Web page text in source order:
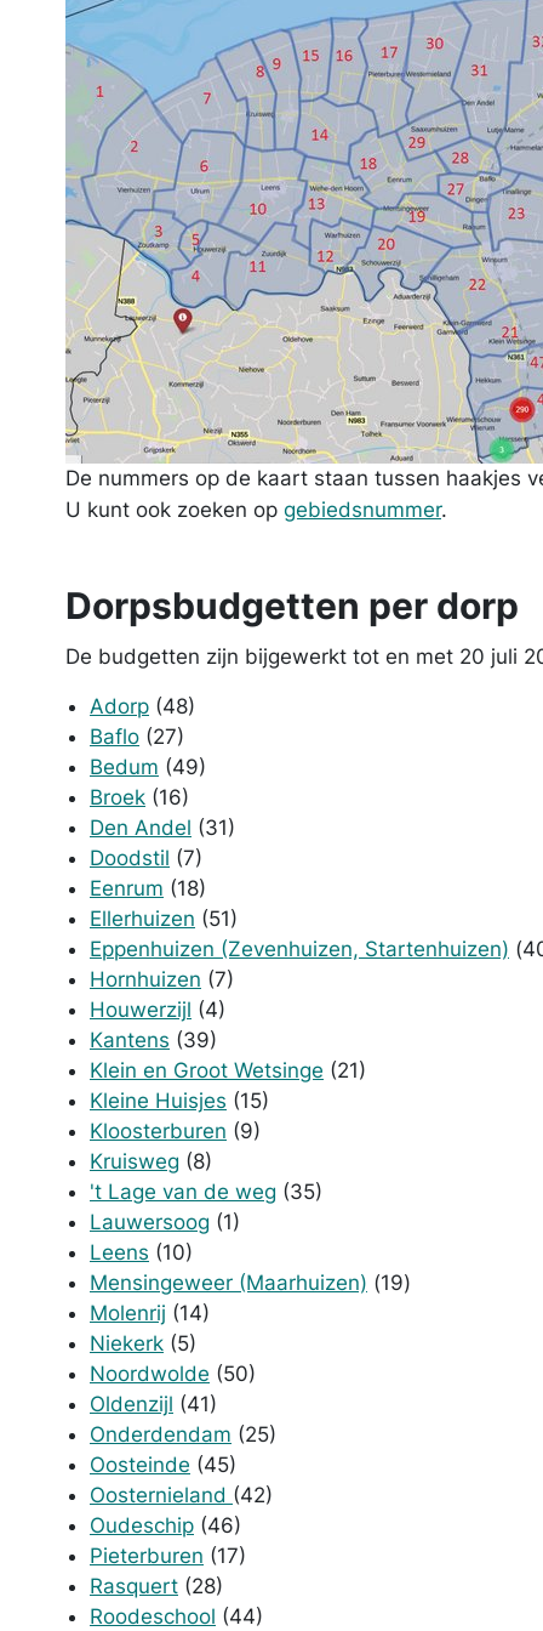
De nummers op de kaart staan tussen haakjes
De nummers op de kaart staan tussen haakjes
U kunt ook zoeken op gebiedsnummer.
Dorpsbudgetten per dorp
De budgetten zijn bijgewerkt tot en met 20 juli
Adorp (48)
Baflo (27)
Bedum (49)
Broek (16)
Den Andel (31)
Doodstil (7)
Eenrum (18)
Ellerhuizen (51)
Eppenhuizen (Zevenhuizen, Startenhuizen)
Hornhuizen (7)
Houwerzijl (4)
Kantens (39)
Klein en Groot Wetsinge (21)
Kleine Huisjes (15)
Kloosterburen (9)
Kruisweg (8)
't Lage van de weg (35)
Lauwersoog (1)
Leens (10)
Mensingeweer (Maarhuizen) (19)
Molenrij (14)
Niekerk (5)
Noordwolde (50)
Oldenzijl (41)
Onderdendam (25)
Oosteinde (45)
Oosternieland (42)
Oudeschip (46)
Pieterburen (17)
Rasquert (28)
Roode­school (44)